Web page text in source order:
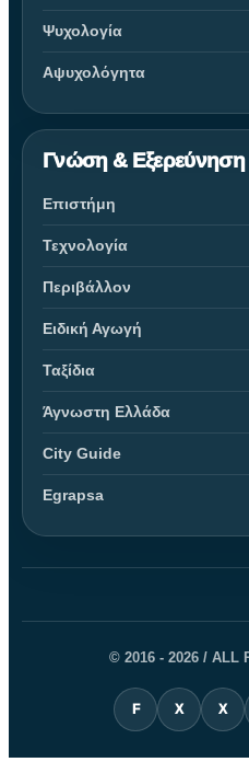
Ψυχολογία
Αψυχολόγητα
Γνώση & Εξερεύνηση
Επιστήμη
Τεχνολογία
Περιβάλλον
Ειδική Αγωγή
Ταξίδια
Άγνωστη Ελλάδα
City Guide
Egrapsa
© 2016 - 2026 / ALL
F X X